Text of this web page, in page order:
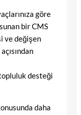
göre
bir CMS
ve değişen
desteği
daha